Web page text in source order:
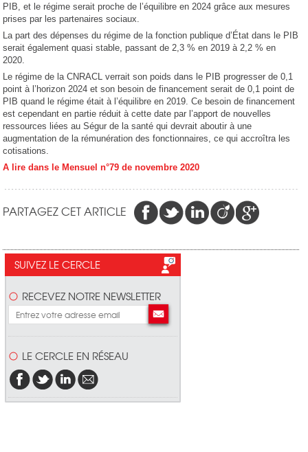
PIB, et le régime serait proche de l’équilibre en 2024 grâce aux mesures
prises par les partenaires sociaux.
La part des dépenses du régime de la fonction publique d’État dans le PIB
serait également quasi stable, passant de 2,3 % en 2019 à 2,2 % en
2020.
Le régime de la CNRACL verrait son poids dans le PIB progresser de 0,1
point à l’horizon 2024 et son besoin de financement serait de 0,1 point de
PIB quand le régime était à l’équilibre en 2019. Ce besoin de financement
est cependant en partie réduit à cette date par l’apport de nouvelles
ressources liées au Ségur de la santé qui devrait aboutir à une
augmentation de la rémunération des fonctionnaires, ce qui accroîtra les
cotisations.
A lire dans le Mensuel n°79 de novembre 2020
PARTAGEZ CET ARTICLE
SUIVEZ LE CERCLE
RECEVEZ NOTRE NEWSLETTER
LE CERCLE EN RÉSEAU